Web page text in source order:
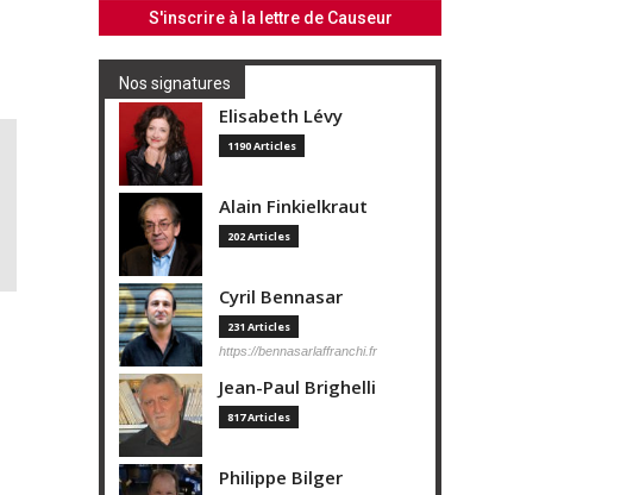
Nos signatures
Elisabeth Lévy
1190 Articles
Alain Finkielkraut
202 Articles
Cyril Bennasar
231 Articles
https://bennasarlaffranchi.fr
Jean-Paul Brighelli
817 Articles
Philippe Bilger